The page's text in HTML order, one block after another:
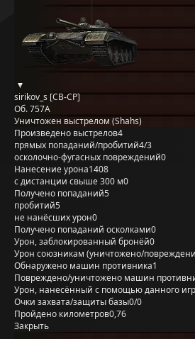
sirikov_s [CB-CP]
Об. 757А
Уничтожен выстрелом (Shahs)
Произведено выстрелов4
прямых попаданий/пробитий4/3
осколочно-фугасных повреждений0
Нанесение урона1408
с дистанции свыше 300 м0
Получено попаданий5
пробитий5
не нанёсших урон0
Получено попаданий осколками0
Урон, заблокированный бронёй0
Урон союзникам (уничтожено/
Обнаружено машин противника1
Повреждено/уничтожено машин
Урон, нанесённый с помощью данного
Очки захвата/защиты базы0/0
Пройдено километров0,76
Закрыть